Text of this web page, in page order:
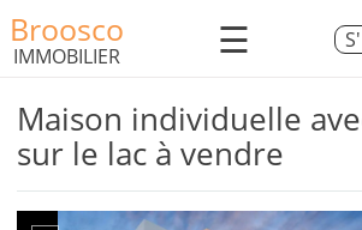
Broosco
IMMOBILIER ☰
Maison individuelle
sur le lac à vendre